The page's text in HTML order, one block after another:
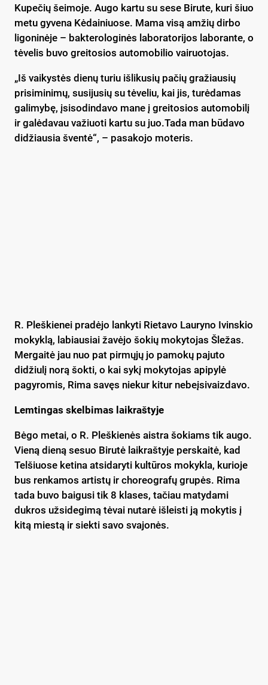
Kupečių šeimoje. Augo kartu su sese Birute, kuri šiuo
metu gyvena Kėdainiuose. Mama visą amžių dirbo
ligoninėje – bakterologinės laboratorijos laborante, o
tėvelis buvo greitosios automobilio vairuotojas.
„Iš vaikystės dienų turiu išlikusių pačių gražiausių
prisiminimų, susijusių su tėveliu, kai jis, turėdamas
galimybę, įsisodindavo mane į greitosios automobilį
ir galėdavau važiuoti kartu su juo.Tada man būdavo
didžiausia šventė“, – pasakojo moteris.
R. Pleškienei pradėjo lankyti Rietavo Lauryno Ivinskio
mokyklą, labiausiai žavėjo šokių mokytojas Šležas.
Mergaitė jau nuo pat pirmųjų jo pamokų pajuto
didžiulį norą šokti, o kai sykį mokytojas apipylė
pagyromis, Rima savęs niekur kitur nebeįsivaizdavo.
Lemtingas skelbimas laikraštyje
Bėgo metai, o R. Pleškienės aistra šokiams tik augo.
Vieną dieną sesuo Birutė laikraštyje perskaitė, kad
Telšiuose ketina atsidaryti kultūros mokykla, kurioje
bus renkamos artistų ir choreografų grupės. Rima
tada buvo baigusi tik 8 klases, tačiau matydami
dukros užsidegimą tėvai nutarė išleisti ją mokytis į
kitą miestą ir siekti savo svajonės.